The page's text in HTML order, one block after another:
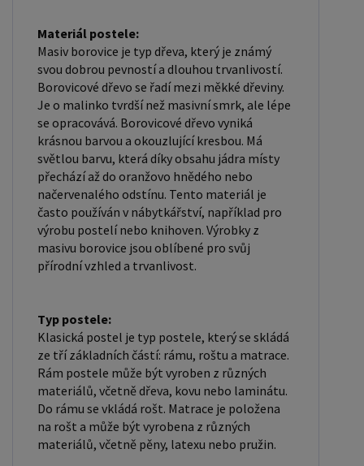
velkoobchodní ceny. Zašlete poptávku na
ondera@seznam.cz, velice rádi se Vám budeme
věnovat. Popřípadě se zaregistrujte se ( "
UŽIVATEL " - v horní liště ), vyplníte osobní údaje a
zakliknete " MÁME ZÁJEM O VELKOOBCHODNÍ
SPOLUPRÁCI " a zadáte fakturační údaje. Po jejich
kontrole, Vám bude povolen přístup do
velkoobchodu.
Materiál postele:
Masiv borovice je typ dřeva, který je známý
svou dobrou pevností a dlouhou trvanlivostí.
Borovicové dřevo se řadí mezi měkké dřeviny.
Je o malinko tvrdší než masivní smrk, ale lépe
se opracovává. Borovicové dřevo vyniká
krásnou barvou a okouzlující kresbou. Má
světlou barvu, která díky obsahu jádra místy
přechází až do oranžovo hnědého nebo
načervenalého odstínu. Tento materiál je
často používán v nábytkářství, například pro
výrobu postelí nebo knihoven. Výrobky z
masivu borovice jsou oblíbené pro svůj
přírodní vzhled a trvanlivost.
Typ postele:
Klasická postel je typ postele, který se skládá
ze tří základních částí: rámu, roštu a matrace.
Rám postele může být vyroben z různých
materiálů, včetně dřeva, kovu nebo laminátu.
Do rámu se vkládá rošt. Matrace je položena
na rošt a může být vyrobena z různých
materiálů, včetně pěny, latexu nebo pružin.